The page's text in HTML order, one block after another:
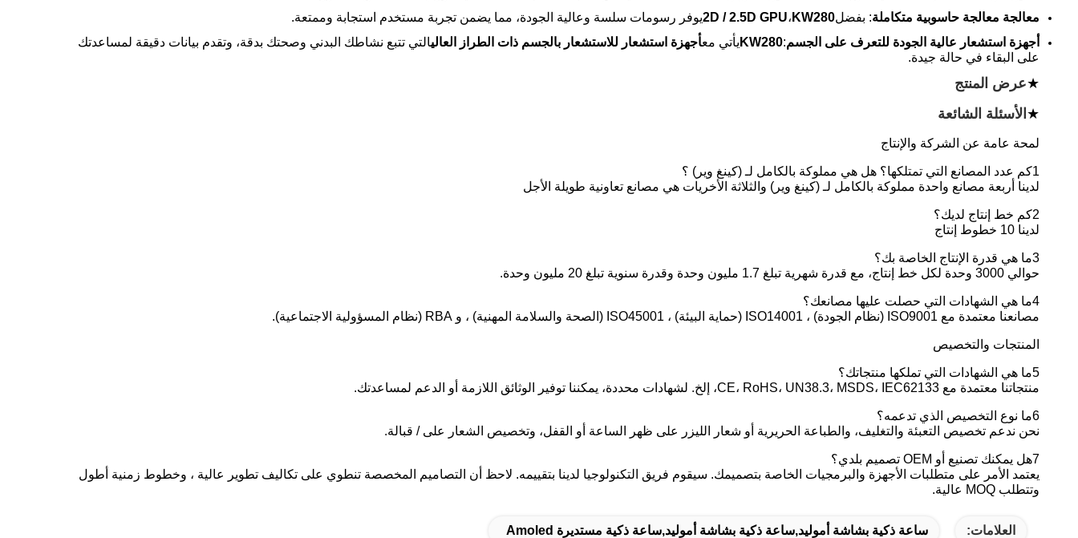
معالجة معالجة حاسوبية متكاملة: بفضل 2D / 2.5D GPU، KW280
يوفر رسومات سلسة وعالية الجودة، مما يضمن تجربة مستخدم استجابة وممتعة.
أجهزة استشعار عالية الجودة للتعرف على الجسم:
KW280 يأتي معأجهزة استشعار للاستشعار بالجسم ذات الطراز العاليالتي تتبع نشاطك البدني وصحتك بدقة، وتقدم بيانات دقيقة لمساعدتك
على البقاء في حالة جيدة.
★عرض المنتج
★ الأسئلة الشائعة
لمحة عامة عن الشركة والإنتاج
1كم عدد المصانع التي تمتلكها؟ هل هي مملوكة بالكامل لـ (كينغ وير) ؟
لدينا أربعة مصانع واحدة مملوكة بالكامل لـ (كينغ وير) والثلاثة الأخريات هي مصانع تعاونية طويلة الأجل
2كم خط إنتاج لديك؟
لدينا 10 خطوط إنتاج
3ما هي قدرة الإنتاج الخاصة بك؟
حوالي 3000 وحدة لكل خط إنتاج، مع قدرة شهرية تبلغ 1.7 مليون وحدة وقدرة سنوية تبلغ 20 مليون وحدة.
4ما هي الشهادات التي حصلت عليها مصانعك؟
مصانعنا معتمدة مع ISO9001 (نظام الجودة) ، ISO14001 (حماية البيئة) ، ISO45001 (الصحة والسلامة المهنية) ، و RBA (نظام المسؤولية الاجتماعية).
المنتجات والتخصيص
5ما هي الشهادات التي تملكها منتجاتك؟
منتجاتنا معتمدة مع CE، RoHS، UN38.3، MSDS، IEC62133، إلخ. لشهادات محددة، يمكننا توفير الوثائق اللازمة أو الدعم لمساعدتك.
6ما نوع التخصيص الذي تدعمه؟
نحن ندعم تخصيص التعبئة والتغليف، والطباعة الحريرية أو شعار الليزر على ظهر الساعة أو القفل، وتخصيص الشعار على / قبالة.
7هل يمكنك تصنيع أو OEM تصميم بلدي؟
يعتمد الأمر على متطلبات الأجهزة والبرمجيات الخاصة بتصميمك. سيقوم فريق التكنولوجيا لدينا بتقييمه. لاحظ أن التصاميم المخصصة تنطوي على تكاليف تطوير عالية ، وخطوط زمنية أطول
وتتطلب MOQ عالية.
العلامات: ساعة ذكية بشاشة أموليد,ساعة ذكية بشاشة أموليد,ساعة ذكية مستديرة Amoled